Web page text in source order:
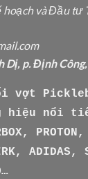
và Đầu tư
Dị, p. Định
vợt
hiệu nổi
PROTON,
ADIDAS,